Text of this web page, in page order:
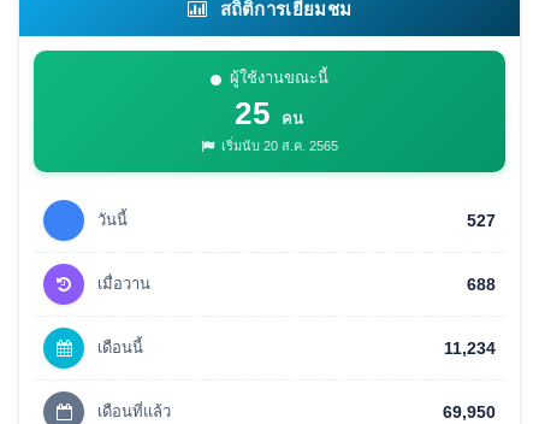
สถิติการเยี่ยมชม
ผู้ใช้งานขณะนี้
25 คน
เริ่มนับ 20 ส.ค. 2565
วันนี้ 527
เมื่อวาน 688
เดือนนี้ 11,234
เดือนที่แล้ว 69,950